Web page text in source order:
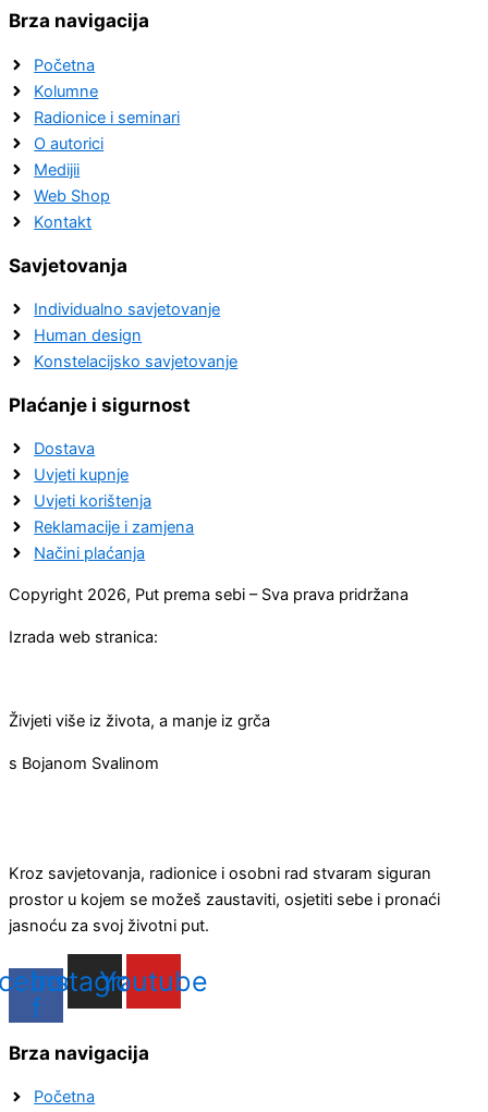
Brza navigacija
Početna
Kolumne
Radionice i seminari
O autorici
Medijii
Web Shop
Kontakt
Savjetovanja
Individualno savjetovanje
Human design
Konstelacijsko savjetovanje
Plaćanje i sigurnost
Dostava
Uvjeti kupnje
Uvjeti korištenja
Reklamacije i zamjena
Načini plaćanja
Copyright 2026, Put prema sebi – Sva prava pridržana
Izrada web stranica:
Živjeti više iz života, a manje iz grča
s Bojanom Svalinom
Kroz savjetovanja, radionice i osobni rad stvaram siguran
prostor u kojem se možeš zaustaviti, osjetiti sebe i pronaći
jasnoću za svoj životni put.
f
Instagram
Youtube
Brza navigacija
Početna